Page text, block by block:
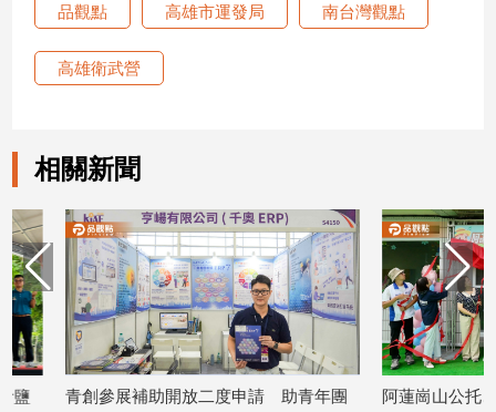
音
區
合
作
媒
體
品觀點 高雄市運發局 南台灣觀點
高雄衛武營
相關新聞
青創參展補助開放二度申請 助青年團
阿蓮崗山公托、親子